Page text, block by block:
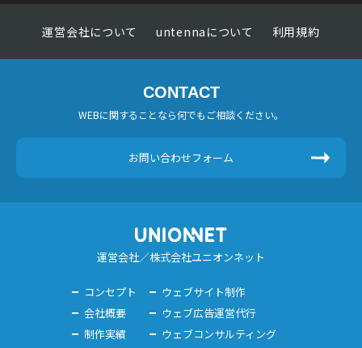
運営会社について untennaについて 利用規約
CONTACT
WEBに関することなら何でもご相談ください。
お問い合わせフォーム
運営会社／株式会社ユニオンネット
コンセプト
ウェブサイト制作
会社概要
ウェブ広告運営代行
制作実績
ウェブコンサルティング